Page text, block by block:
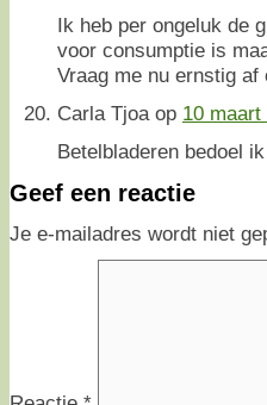
Ik heb per ongeluk de
voor consumptie is
Vraag me nu ernstig af
Carla Tjoa op 10 maart
Betelbladeren bedoel
Geef een reactie
Je e-mailadres wordt niet